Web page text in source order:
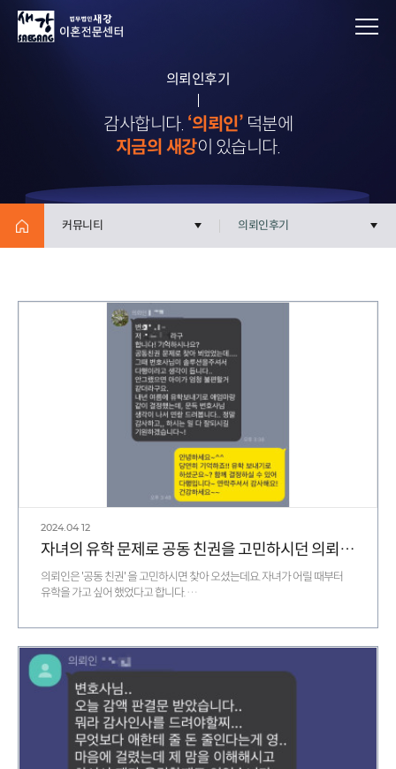
의뢰인후기
감사합니다. ‘의뢰인’ 덕분에
지금의 새강이 있습니다.
커뮤니티 의뢰인후기
2024.04 12
자녀의 유학 문제로 공동 친권을 고민하시던 의뢰인 후기
의뢰인은 '공동 친권' 을 고민하시면 찾아 오셨는데요. 자녀가 어릴 때부터
유학을 가고 싶어 했었다고 합니다. …